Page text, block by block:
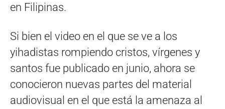
en Filipinas.
Si bien el video en el que se ve a los
yihadistas rompiendo cristos, vírgenes y
santos fue publicado en junio, ahora se
conocieron nuevas partes del material
audiovisual en el que está la amenaza al